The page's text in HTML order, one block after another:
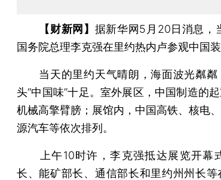
【财新网】 据新华网5月20日消息，
国务院总理李克强在里约热内卢参观中国装
当天的里约天气晴朗，海面波光粼粼
头“中国味”十足。室外展区，中国制造的
机械高擎臂膀；展馆内，中国高铁、核电
源汽车等依次排列。
上午10时许，李克强抵达展览开幕
长、能矿部长、通信部长和里约州州长